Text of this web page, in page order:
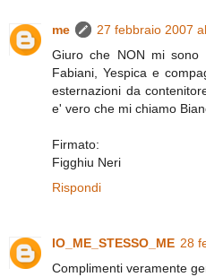
me
27 febbraio 2007
Giuro che NON mi sono
Fabiani, Yespica e
esternazioni da
e' vero che mi chiamo
Firmato:
Figghiu Neri
Rispondi
IO_ME_STESSO_ME 28
Complimenti veramente